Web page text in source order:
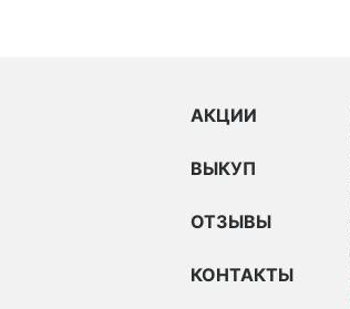
АКЦИИ
ВЫКУП
ОТЗЫВЫ
КОНТАКТЫ